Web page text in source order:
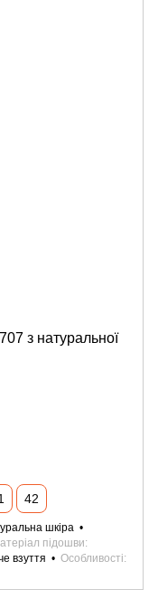
з натуральної
42
шкіра
підошви
взуття
Особливості